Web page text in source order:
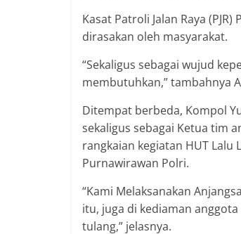
Kasat Patroli Jalan Raya
dirasakan oleh masyarakat.
“Sekaligus sebagai wujud
membutuhkan,” tambahnya
Ditempat berbeda, Kompol
sekaligus sebagai Ketua tim
rangkaian kegiatan HUT Lalu
Purnawirawan Polri.
“Kami Melaksanakan
itu, juga di kediaman
tulang,” jelasnya.